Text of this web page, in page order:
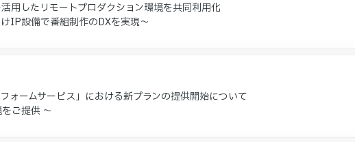
用したリモートプロダクション環境を共同利用化
IP設備で番組制作のDXを実現～
ォームサービス」における新プランの提供開始について
ご提供 ～